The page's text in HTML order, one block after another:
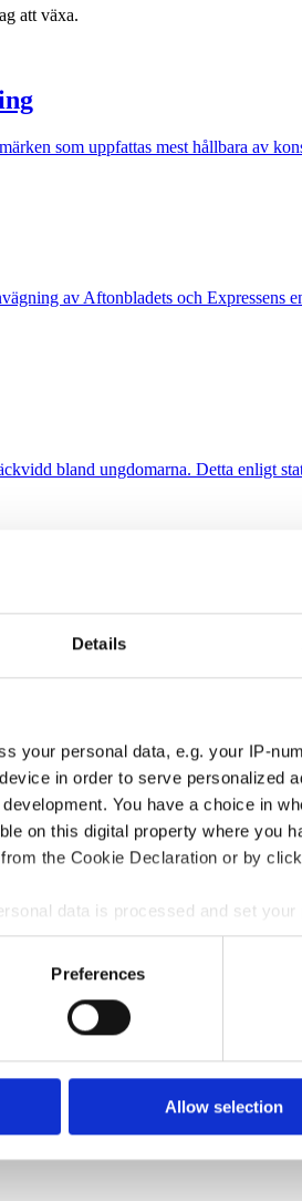
Details
your personal data, e.g. your IP-
in order to serve personalized
You have a choice in
on this digital property where you
the Cookie Declaration or by
data is processed and set your
and ads, to provide social
site with our social media,
to them or that they’ve
Preferences
Allow selection
att växa.
som uppfattas mest hållbara av
av Aftonbladets och
bland ungdomarna. Detta enligt
och
och universitetet i Amsterdam har
70-80-talet, jobbar i dag med att
labores i guld av åttonde graden för.
negativa till reklam i år jämfört med
Respondenterna fick svara på
Schibsted/Inizios opinionspanel via